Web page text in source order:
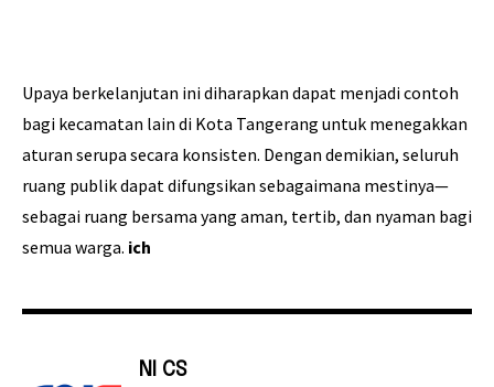
Upaya berkelanjutan ini diharapkan dapat menjadi contoh
bagi kecamatan lain di Kota Tangerang untuk menegakkan
aturan serupa secara konsisten. Dengan demikian, seluruh
ruang publik dapat difungsikan sebagaimana mestinya—
sebagai ruang bersama yang aman, tertib, dan nyaman bagi
semua warga. ich
NI CS